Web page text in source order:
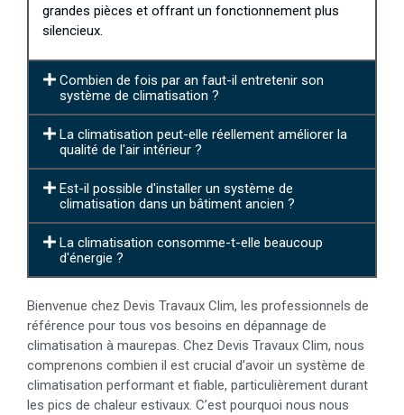
grandes pièces et offrant un fonctionnement plus
silencieux.
Combien de fois par an faut-il entretenir son
système de climatisation ?
La climatisation peut-elle réellement améliorer la
qualité de l'air intérieur ?
Est-il possible d'installer un système de
climatisation dans un bâtiment ancien ?
La climatisation consomme-t-elle beaucoup
d'énergie ?
Bienvenue chez Devis Travaux Clim, les professionnels de
référence pour tous vos besoins en dépannage de
climatisation à maurepas. Chez Devis Travaux Clim, nous
comprenons combien il est crucial d’avoir un système de
climatisation performant et fiable, particulièrement durant
les pics de chaleur estivaux. C’est pourquoi nous nous